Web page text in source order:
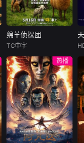
绵羊侦探团
尼可拉斯·博朗
尼古拉斯·加利齐纳
牧羊人乔治
（休·杰克曼饰）最
爱给羊群读侦探小
说，没想到自己有
一天会离奇死亡。
他留下的3000万
绵羊侦探团
TC中字
热播